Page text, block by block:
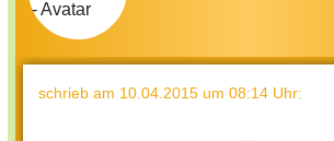
schrieb am 10.04.2015 um 08:14 Uhr: